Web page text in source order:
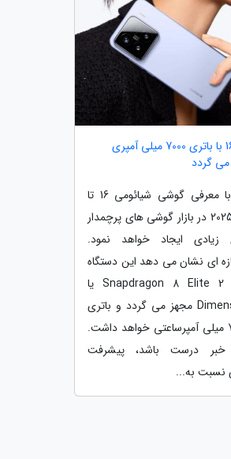
شیائومی 16 با باتری 7000 میلی آمپری
می گردد
شیائومی با معرفی گوشی شیائومی 16 تا
انتها سال 2025 در بازار گوشی های پرچمدار
زیادی ایجاد خواهد نمود.
ای نشان می دهد این دستگاه
به تراشه Snapdragon 8 Elite 2 یا
Dimensity 9500 مجهز می گردد و باتری
بزرگ 7000 میلی آمپرساعتی خواهد داشت.
خبر درست باشد، پیشرفت
نسبت به...